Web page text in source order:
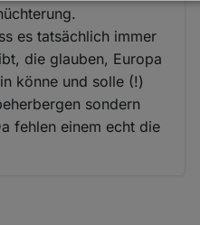
es tatsächlich immer
die glauben, Europa
könne und solle (!)
sondern
fehlen einem echt die